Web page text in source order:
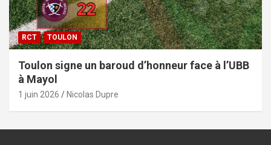
RCT TOULON
Toulon signe un baroud d’honneur face à l’UBB
à Mayol
1 juin 2026 Nicolas Dupre